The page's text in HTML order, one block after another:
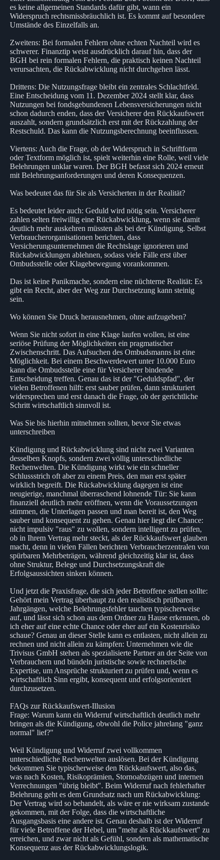
es keine allgemeinen Standards dafür gibt, wann ein
Widerspruch rechtsmissbräuchlich ist. Es kommt auf besondere
Umstände des Einzelfalls an.
Zweitens: Bei formalen Fehlern ohne echten Nachteil wird es
schwerer. Finanztip weist ausdrücklich darauf hin, dass der
BGH bei rein formalen Fehlern, die praktisch keinen Nachteil
verursachten, die Rückabwicklung nicht durchgehen lässt.
Drittens: Die Nutzungsfrage bleibt ein zentrales Schlachtfeld.
Eine Entscheidung vom 11. Dezember 2024 stellt klar, dass
Nutzungen bei fondsgebundenen Lebensversicherungen nicht
schon dadurch enden, dass der Versicherer den Rückkaufswert
auszahlt, sondern grundsätzlich erst mit der Rückzahlung der
Restschuld. Das kann die Nutzungsberechnung beeinflussen.
Viertens: Auch die Frage, ob der Widerspruch in Schriftform
oder Textform möglich ist, spielt weiterhin eine Rolle, weil viele
Belehrungen unklar waren. Der BGH befasst sich 2024 erneut
mit Belehrungsanforderungen und deren Konsequenzen.
Was bedeutet das für Sie als Versicherten in der Realität?
Es bedeutet leider auch: Geduld wird nötig sein. Versicherer
zahlen selten freiwillig eine Rückabwicklung, wenn sie damit
deutlich mehr auskehren müssten als bei der Kündigung. Selbst
Verbraucherorganisationen berichten, dass
Versicherungsunternehmen die Rechtslage ignorieren und
Rückabwicklungen ablehnen, sodass viele Fälle erst über
Ombudsstelle oder Klagebewegung vorankommen.
Das ist keine Panikmache, sondern eine nüchterne Realität: Es
gibt ein Recht, aber der Weg zur Durchsetzung kann steinig
sein.
Wo können Sie Druck herausnehmen, ohne aufzugeben?
Wenn Sie nicht sofort in eine Klage laufen wollen, ist eine
seriöse Prüfung der Möglichkeiten ein pragmatischer
Zwischenschritt. Das Aufsuchen des Ombudsmanns ist eine
Möglichkeit. Bei einem Beschwerdewert unter 10.000 Euro
kann die Ombudsstelle eine für Versicherer bindende
Entscheidung treffen. Genau das ist der "Geduldspfad", der
vielen Betroffenen hilft: erst sauber prüfen, dann strukturiert
widersprechen und erst danach die Frage, ob der gerichtliche
Schritt wirtschaftlich sinnvoll ist.
Was Sie bis hierhin mitnehmen sollten, bevor Sie etwas
unterschreiben
Kündigung und Rückabwicklung sind nicht zwei Varianten
desselben Knopfs, sondern zwei völlig unterschiedliche
Rechenwelten. Die Kündigung wirkt wie ein schneller
Schlussstrich oft aber zu einem Preis, den man erst später
wirklich begreift. Die Rückabwicklung dagegen ist eine
neugierige, manchmal überraschend lohnende Tür: Sie kann
finanziell deutlich mehr eröffnen, wenn die Voraussetzungen
stimmen, die Unterlagen passen und man bereit ist, den Weg
sauber und konsequent zu gehen. Genau hier liegt die Chance:
nicht impulsiv "raus" zu wollen, sondern intelligent zu prüfen,
ob in Ihrem Vertrag mehr steckt, als der Rückkaufswert glauben
macht, denn in vielen Fällen berichten Verbraucherzentralen von
spürbaren Mehrbeträgen, während gleichzeitig klar ist, dass
ohne Struktur, Belege und Durchsetzungskraft die
Erfolgsaussichten sinken können.
Und jetzt die Praxisfrage, die sich jeder Betroffene stellen sollte:
Gehört mein Vertrag überhaupt zu den realistisch prüfbaren
Jahrgängen, welche Belehrungsfehler tauchen typischerweise
auf, und lässt sich schon aus dem Ordner zu Hause erkennen, ob
ich eher auf eine echte Chance oder eher auf ein Kostenrisiko
schaue? Genau an dieser Stelle kann es entlasten, nicht allein zu
rechnen und nicht allein zu kämpfen: Unternehmen wie die
Trivisus GmbH stehen als spezialisierte Partner an der Seite von
Verbrauchern und bündeln juristische sowie rechnerische
Expertise, um Ansprüche strukturiert zu prüfen und, wenn es
wirtschaftlich Sinn ergibt, konsequent und erfolgsorientiert
durchzusetzen.
FAQs zur Rückkaufswert-Illusion
Frage: Warum kann ein Widerruf wirtschaftlich deutlich mehr
bringen als die Kündigung, obwohl die Police jahrelang "ganz
normal" lief?"
Weil Kündigung und Widerruf zwei vollkommen
unterschiedliche Rechenwelten auslösen. Bei der Kündigung
bekommen Sie typischerweise den Rückkaufswert, also das,
was nach Kosten, Risikoprämien, Stornoabzügen und internen
Verrechnungen "übrig bleibt". Beim Widerruf nach fehlerhafter
Belehrung geht es dem Grundsatz nach um Rückabwicklung:
Der Vertrag wird so behandelt, als wäre er nie wirksam zustande
gekommen, mit der Folge, dass die wirtschaftliche
Ausgangsbasis eine andere ist. Genau deshalb ist der Widerruf
für viele Betroffene der Hebel, um "mehr als Rückkaufswert" zu
erreichen, und zwar nicht als Gefühl, sondern als mathematische
Konsequenz aus der Rückabwicklungslogik.